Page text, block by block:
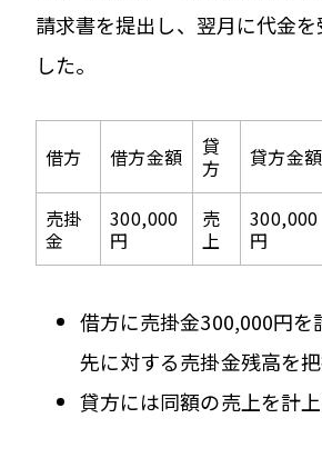
請求書を提出し、翌月に代金
した。
借方 借方金額
貸
方
貸方金額
売掛
金
300,000
円
売
上
300,000
円
借方に売掛金300,000円を
先に対する売掛金残高を
貸方には同額の売上を計